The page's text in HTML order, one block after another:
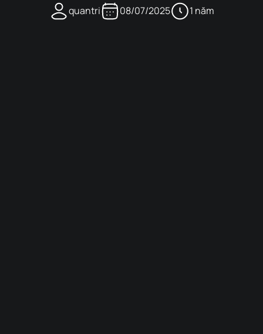
quantri 08/07/2025 1 năm